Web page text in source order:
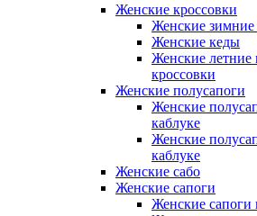
Женские кроссовки
Женские зимние
Женские кеды
Женские летние
кроссовки
Женские полусапоги
Женские
каблуке
Женские
каблуке
Женские сабо
Женские сапоги
Женские сапоги